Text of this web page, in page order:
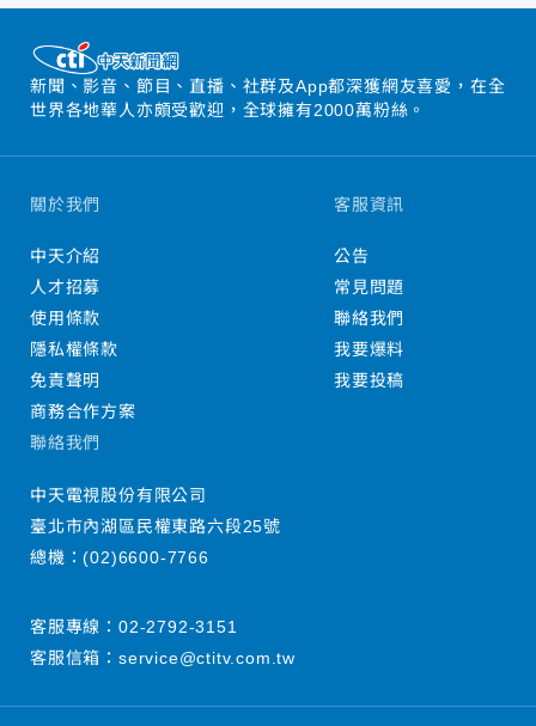
新聞、影音、節目、直播、社群及App都深獲網友喜愛，在全
世界各地華人亦頗受歡迎，全球擁有2000萬粉絲。
關於我們
中天介紹
人才招募
使用條款
隱私權條款
免責聲明
商務合作方案
客服資訊
公告
常見問題
聯絡我們
我要爆料
我要投稿
聯絡我們
中天電視股份有限公司
臺北市內湖區民權東路六段25號
總機：(02)6600-7766
客服專線： 02-2792-3151
客服信箱： service@ctitv.com.tw